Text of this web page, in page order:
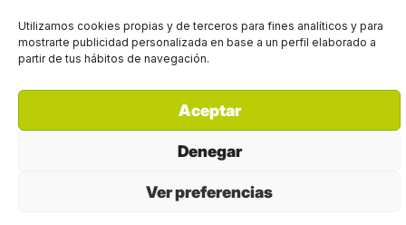
Utilizamos cookies propias y de terceros para fines analíticos y para
mostrarte publicidad personalizada en base a un perfil elaborado a
partir de tus hábitos de navegación.
Aceptar
Denegar
Ver preferencias
Perfil del Contratante
Política Corporativa
Política de Privacidad